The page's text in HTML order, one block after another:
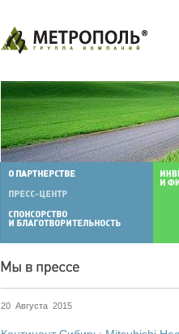
20 Августа 2015